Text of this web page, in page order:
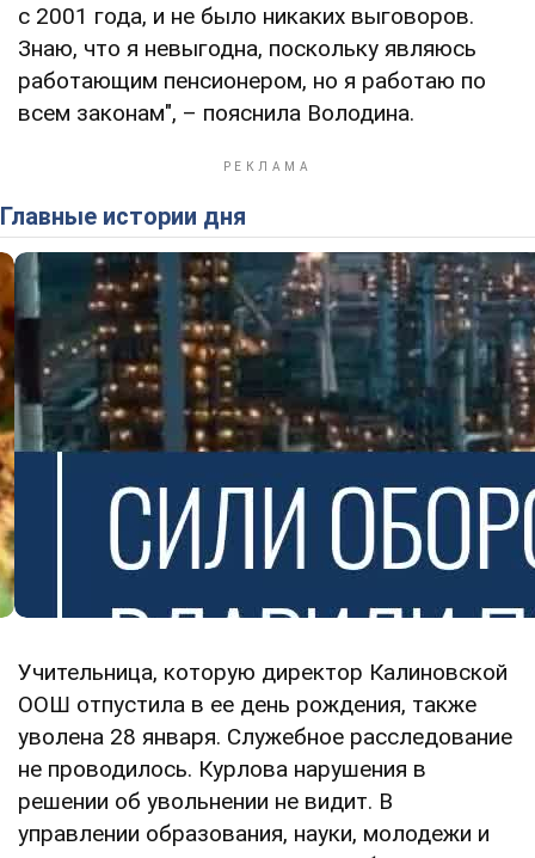
с 2001 года, и не было никаких выговоров.
Знаю, что я невыгодна, поскольку являюсь
работающим пенсионером, но я работаю по
всем законам", – пояснила Володина.
Главные истории дня
Учительница, которую директор Калиновской
ООШ отпустила в ее день рождения, также
уволена 28 января. Служебное расследование
не проводилось. Курлова нарушения в
решении об увольнении не видит. В
управлении образования, науки, молодежи и